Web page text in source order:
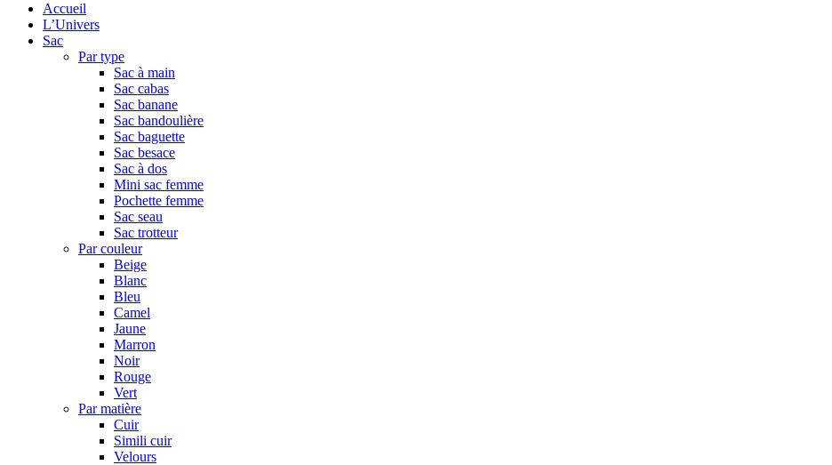
Accueil
L’Univers
Sac
Par type
Sac à main
Sac cabas
Sac banane
Sac bandoulière
Sac baguette
Sac besace
Sac à dos
Mini sac femme
Pochette femme
Sac seau
Sac trotteur
Par couleur
Beige
Blanc
Bleu
Camel
Jaune
Marron
Noir
Rouge
Vert
Par matière
Cuir
Simili cuir
Velours